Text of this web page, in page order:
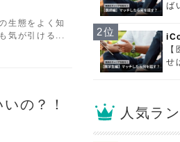
生態をよく知
気が引ける...
これを読めば
の？！
ば
せ
2位
人気ラ